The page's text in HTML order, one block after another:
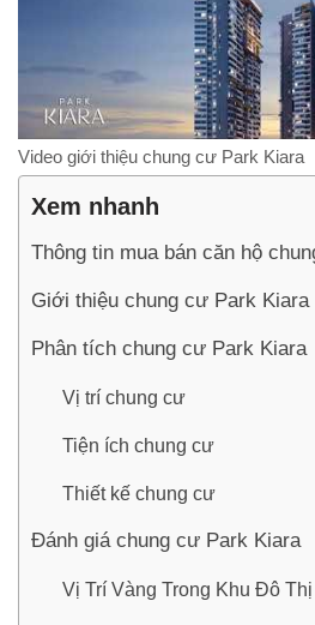
Video giới thiệu chung cư Park Kiara
Xem nhanh
Thông tin mua bán căn hộ
Giới thiệu chung cư Park Kiara
Phân tích chung cư Park Kiara
Vị trí chung cư
Tiện ích chung cư
Thiết kế chung cư
Đánh giá chung cư Park Kiara
Vị Trí Vàng Trong Khu Đô